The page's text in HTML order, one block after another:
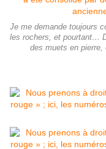
Je me demande toujours
les rochers, et pourtant…
des muets en pierre,